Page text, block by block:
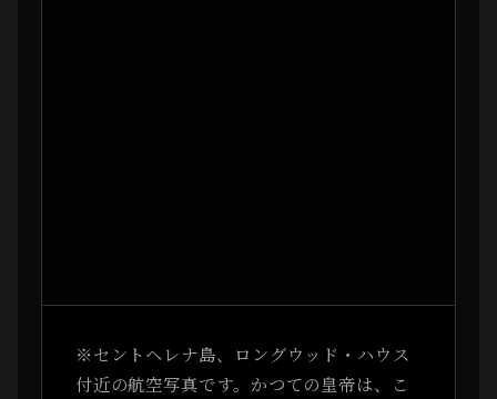
※セントヘレナ島、ロングウッド・ハウス
付近の航空写真です。かつての皇帝は、こ